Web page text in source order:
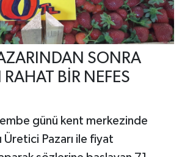
SONRA
RAHAT BİR NEFES
günü kent merkezinde
Üretici Pazarı ile fiyat